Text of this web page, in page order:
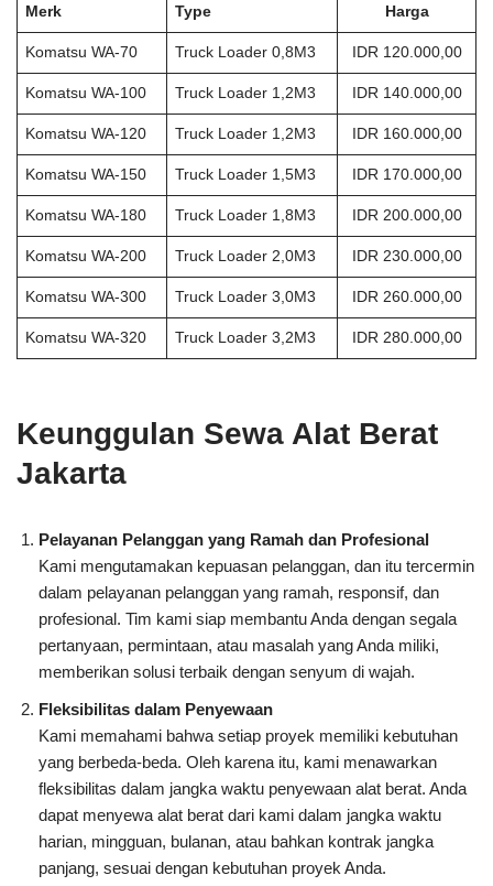
Merk Type Harga
Komatsu WA-70 Truck Loader 0,8M3 IDR 120.000,00
Komatsu WA-100 Truck Loader 1,2M3 IDR 140.000,00
Komatsu WA-120 Truck Loader 1,2M3 IDR 160.000,00
Komatsu WA-150 Truck Loader 1,5M3 IDR 170.000,00
Komatsu WA-180 Truck Loader 1,8M3 IDR 200.000,00
Komatsu WA-200 Truck Loader 2,0M3 IDR 230.000,00
Komatsu WA-300 Truck Loader 3,0M3 IDR 260.000,00
Komatsu WA-320 Truck Loader 3,2M3 IDR 280.000,00
Keunggulan Sewa Alat Berat
Jakarta
Pelayanan Pelanggan yang Ramah dan Profesional
Kami mengutamakan kepuasan pelanggan, dan itu tercermin
dalam pelayanan pelanggan yang ramah, responsif, dan
profesional. Tim kami siap membantu Anda dengan segala
pertanyaan, permintaan, atau masalah yang Anda miliki,
memberikan solusi terbaik dengan senyum di wajah.
Fleksibilitas dalam Penyewaan
Kami memahami bahwa setiap proyek memiliki kebutuhan
yang berbeda-beda. Oleh karena itu, kami menawarkan
fleksibilitas dalam jangka waktu penyewaan alat berat. Anda
dapat menyewa alat berat dari kami dalam jangka waktu
harian, mingguan, bulanan, atau bahkan kontrak jangka
panjang, sesuai dengan kebutuhan proyek Anda.